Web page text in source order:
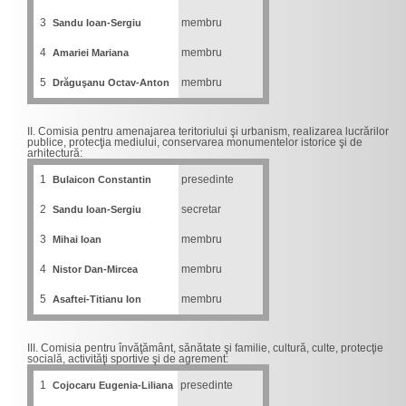
3 Sandu Ioan-Sergiu membru
4 Amariei Mariana membru
5 Drăguşanu Octav-Anton membru
II. Comisia pentru amenajarea teritoriului şi urbanism, realizarea lucrărilor
publice, protecţia mediului, conservarea monumentelor istorice şi de
arhitectură:
1 Bulaicon Constantin presedinte
2 Sandu Ioan-Sergiu secretar
3 Mihai Ioan membru
4 Nistor Dan-Mircea membru
5 Asaftei-Titianu Ion membru
III. Comisia pentru învăţământ, sănătate şi familie, cultură, culte, protecţie
socială, activităţi sportive şi de agrement:
1 Cojocaru Eugenia-Liliana presedinte